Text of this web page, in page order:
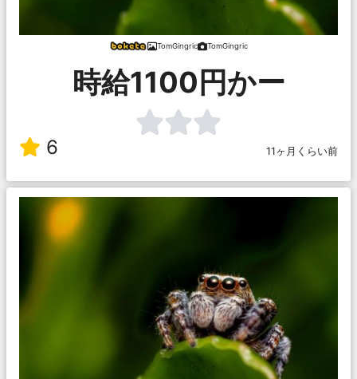
TomGingric TomGingric
時給1100円かー
6 11ヶ月くらい前